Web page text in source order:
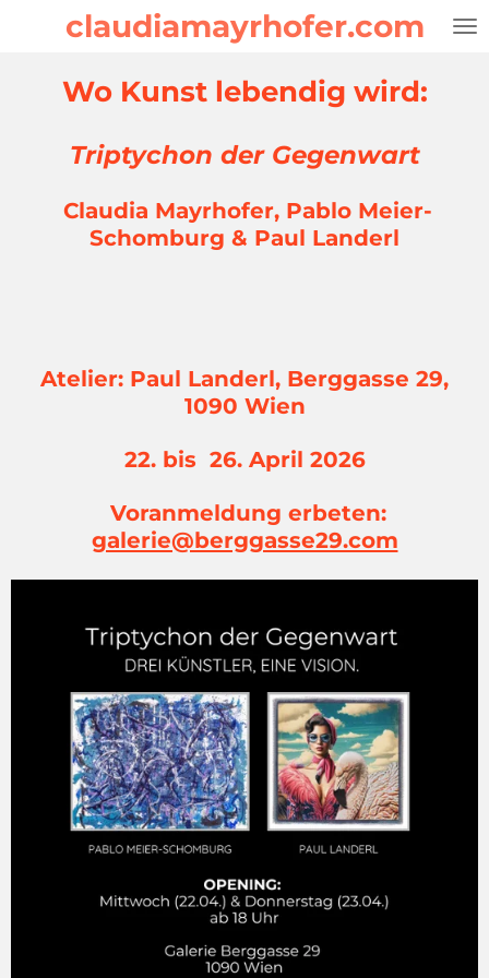
claudiamayrhofer.com
Wo Kunst lebendig wird:
Triptychon der Gegenwart
Claudia Mayrhofer, Pablo Meier-
Schomburg & Paul Landerl
Atelier: Paul Landerl, Berggasse 29,
1090 Wien
22. bis 26. April 2026
Voranmeldung erbeten:
galerie@berggasse29.com